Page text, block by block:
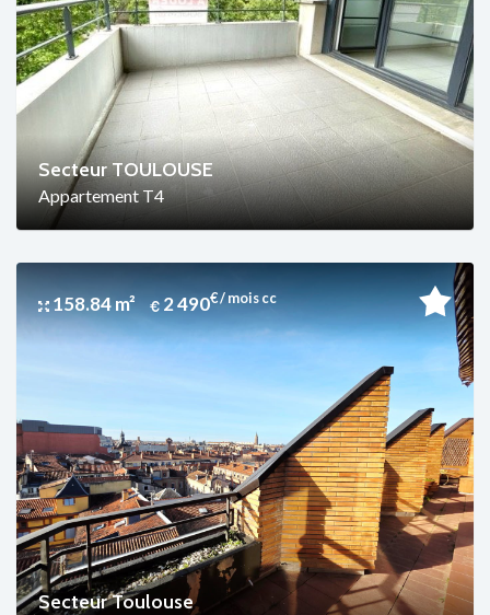
Secteur TOULOUSE
Appartement T4
158.84 m² 2 490€ / mois cc
Secteur Toulouse